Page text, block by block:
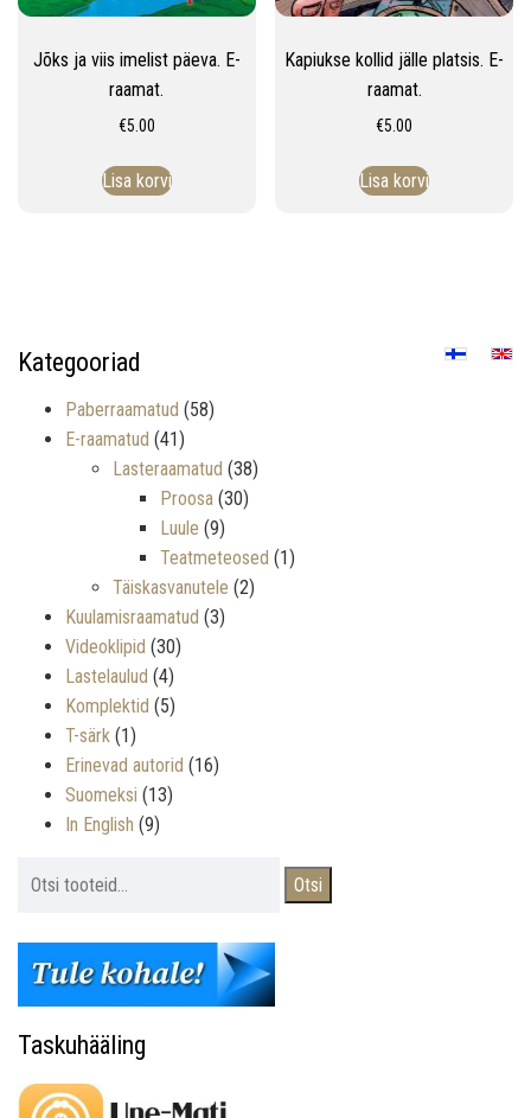
Jõks ja viis imelist päeva. E-
raamat.
€5.00
Lisa korvi
Kapiukse kollid jälle platsis. E-
raamat.
€5.00
Lisa korvi
Kategooriad
Paberraamatud (58)
E-raamatud (41)
Lasteraamatud (38)
Proosa (30)
Luule (9)
Teatmeteosed (1)
Täiskasvanutele (2)
Kuulamisraamatud (3)
Videoklipid (30)
Lastelaulud (4)
Komplektid (5)
T-särk (1)
Erinevad autorid (16)
Suomeksi (13)
In English (9)
Otsi
Taskuhääling